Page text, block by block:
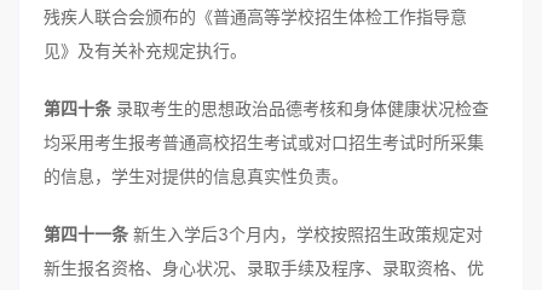
残疾人联合会颁布的《普通高等学校招生体检工作指导意
见》及有关补充规定执行。
第四十条 录取考生的思想政治品德考核和身体健康状况检查
均采用考生报考普通高校招生考试或对口招生考试时所采集
的信息，学生对提供的信息真实性负责。
第四十一条 新生入学后3个月内，学校按照招生政策规定对
新生报名资格、身心状况、录取手续及程序、录取资格、优